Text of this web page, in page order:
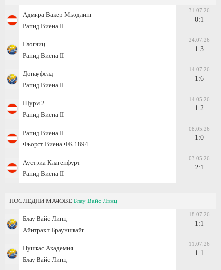
Адмира Вакер Мьодлинг
Рапид Виена II
31.07.26
0:1
Глогниц
Рапид Виена II
24.07.26
1:3
Донауфелд
Рапид Виена II
14.07.26
1:6
Щурм 2
Рапид Виена II
14.05.26
1:2
Рапид Виена II
Фьорст Виена ФК 1894
08.05.26
1:0
Аустриа Клагенфурт
Рапид Виена II
03.05.26
2:1
ПОСЛЕДНИ МАЧОВЕ Блау Вайс Линц
Блау Вайс Линц
Айнтрахт Брауншвайг
18.07.26
1:1
Пушкас Академия
Блау Вайс Линц
11.07.26
1:1